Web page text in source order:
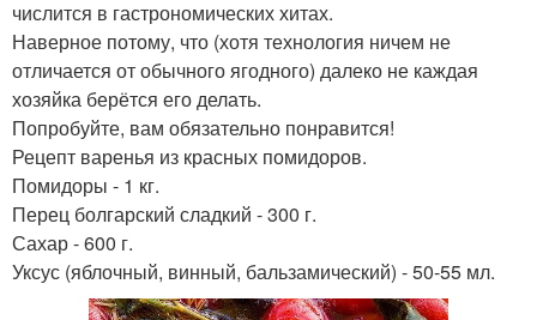
числится в гастрономических хитах.
Наверное потому, что (хотя технология ничем не
отличается от обычного ягодного) далеко не каждая
хозяйка берётся его делать.
Попробуйте, вам обязательно понравится!
Рецепт варенья из красных помидоров.
Помидоры - 1 кг.
Перец болгарский сладкий - 300 г.
Сахар - 600 г.
Уксус (яблочный, винный, бальзамический) - 50-55 мл.